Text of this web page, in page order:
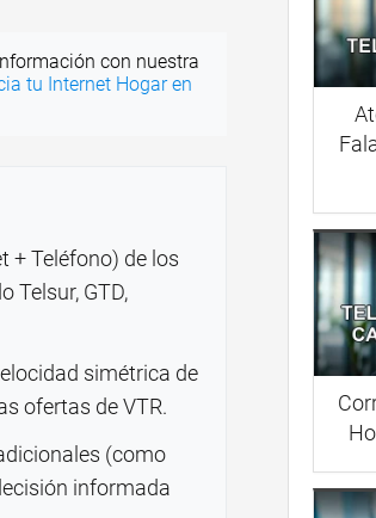
con nuestra
tu Internet Hogar en
+ Teléfono) de los
Telsur, GTD,
simétrica de
ofertas de VTR.
(como
informada